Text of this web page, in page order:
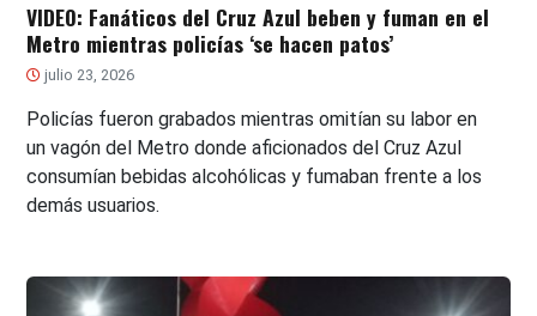
VIDEO: Fanáticos del Cruz Azul beben y fuman en el
Metro mientras policías ‘se hacen patos’
julio 23, 2026
Policías fueron grabados mientras omitían su labor en
un vagón del Metro donde aficionados del Cruz Azul
consumían bebidas alcohólicas y fumaban frente a los
demás usuarios.